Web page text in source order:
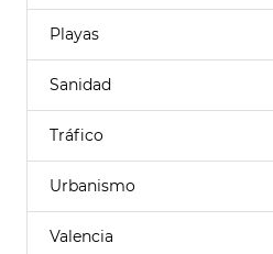
Playas
Sanidad
Tráfico
Urbanismo
Valencia